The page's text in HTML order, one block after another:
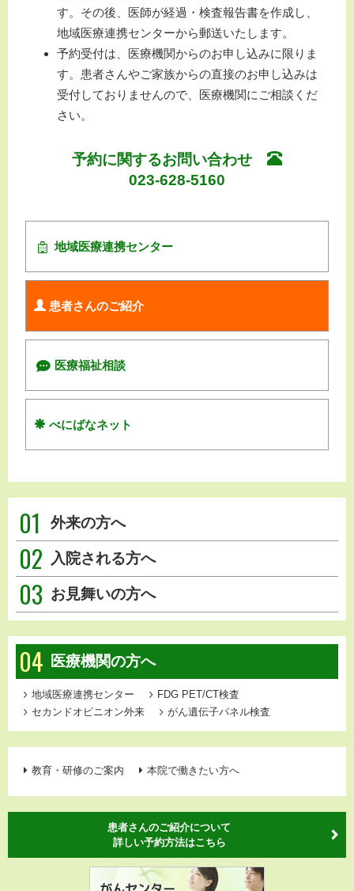
す。その後、医師が経過・検査報告書を作成し、
地域医療連携センターから郵送いたします。
予約受付は、医療機関からのお申し込みに限りま
す。患者さんやご家族からの直接のお申し込みは
受付しておりませんので、医療機関にご相談くだ
さい。
予約に関するお問い合わせ
023-628-5160
地域医療連携センター
患者さんのご紹介
医療福祉相談
べにばなネット
01 外来の方へ
02 入院される方へ
03 お見舞いの方へ
04 医療機関の方へ
地域医療連携センター
FDG PET/CT検査
セカンドオピニオン外来
がん遺伝子パネル検査
教育・研修のご案内 本院で働きたい方へ
患者さんのご紹介について
詳しい予約方法はこちら